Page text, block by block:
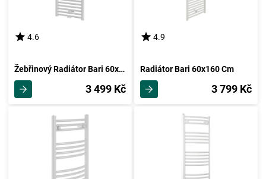
4.6
Žebřinový Radiátor Bari 60x118,8 Cm
3 499 Kč
4.9
Radiátor Bari 60x160 Cm
3 799 Kč